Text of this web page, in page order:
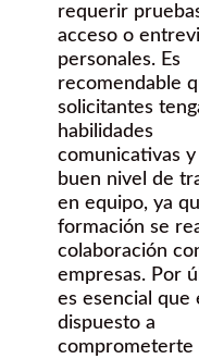
requerir
acceso o
personales. Es
recomendable
solicitantes
habilidades
comunicativas y
buen nivel de
en equipo, ya
formación se
colaboración
empresas. Por
es esencial que
dispuesto a
comprometerte